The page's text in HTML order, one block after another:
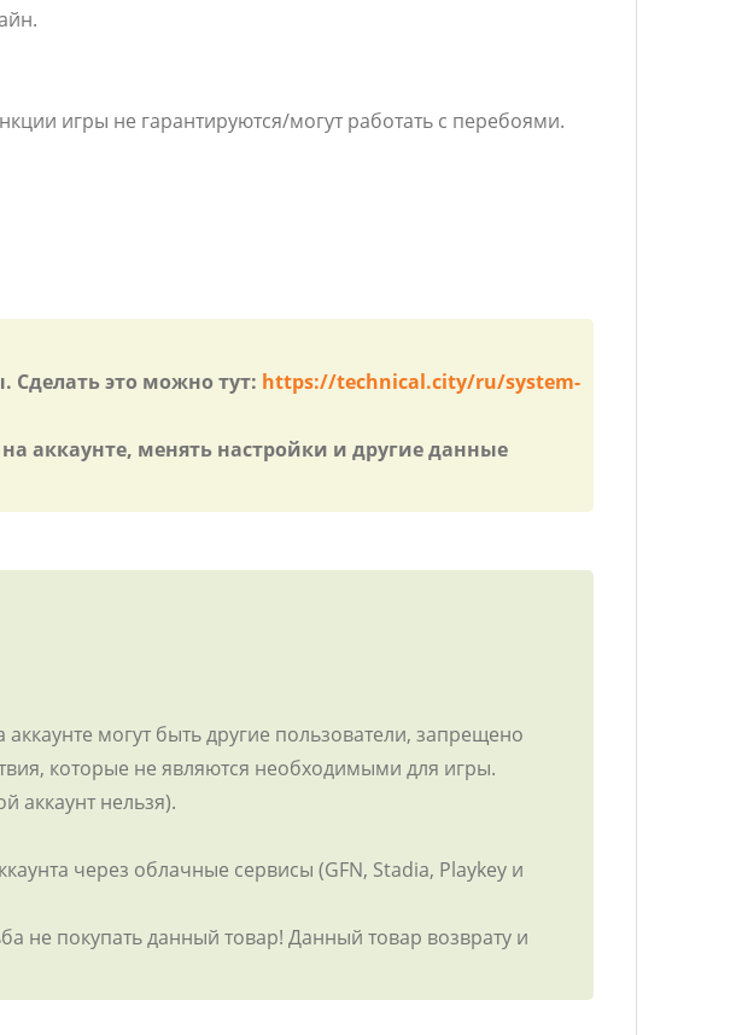
игры не гарантируются/могут работать с перебоями.
Сделать это можно тут: https://technical.city/ru/system-
аккаунте, менять настройки и другие данные
могут быть другие пользователи, запрещено
которые не являются необходимыми для игры.
аккаунт нельзя).
через облачные сервисы (GFN, Stadia, Playkey и
не покупать данный товар! Данный товар возврату и